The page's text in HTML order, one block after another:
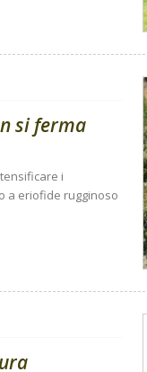
si ferma
i
a eriofide rugginoso